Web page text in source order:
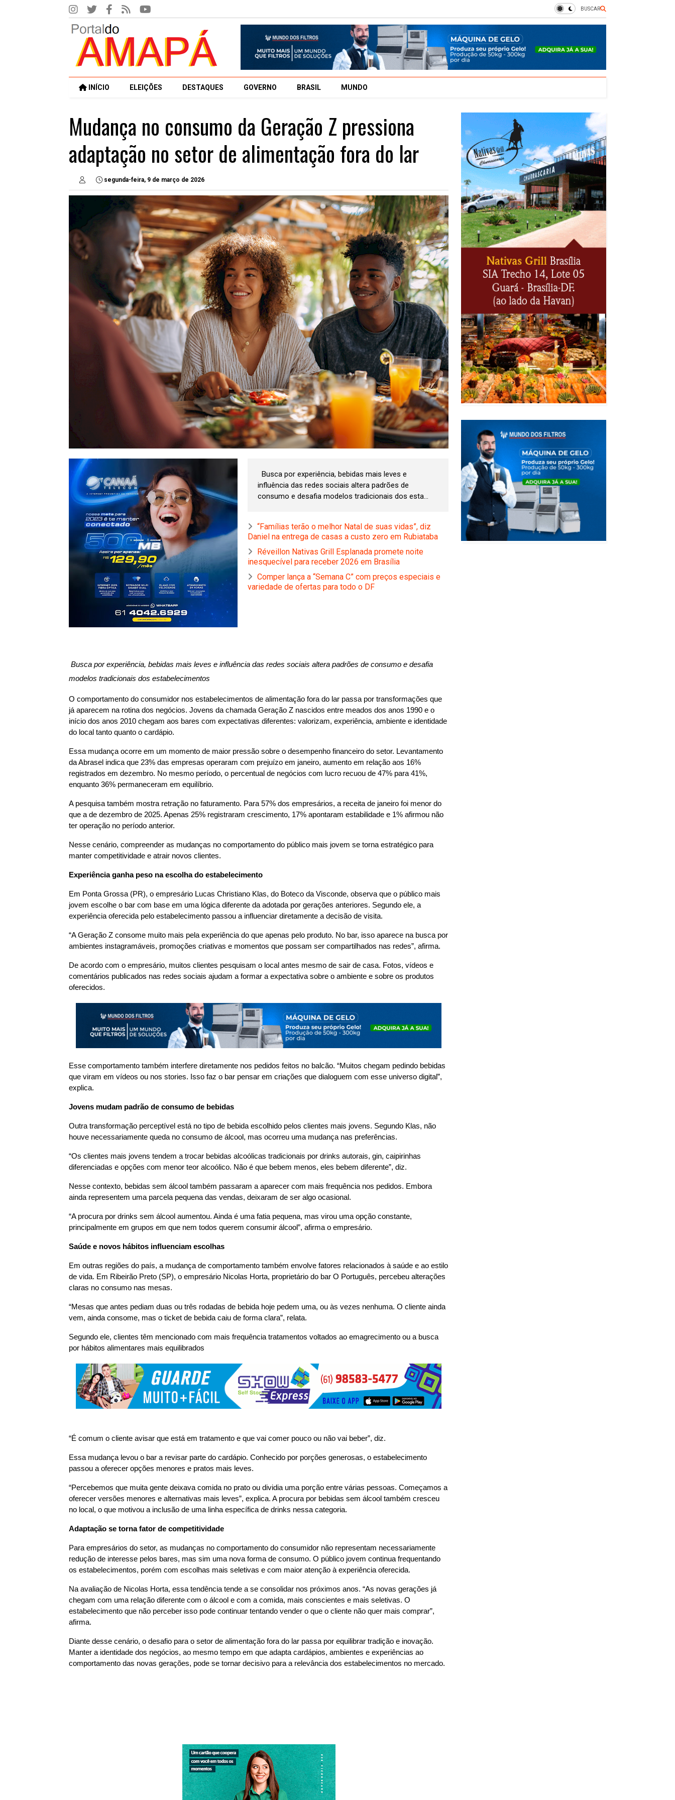
BUSCAR
INÍCIO ELEIÇÕES DESTAQUES GOVERNO BRASIL MUNDO
Mudança no consumo da Geração Z pressiona
adaptação no setor de alimentação fora do lar
segunda-feira, 9 de março de 2026
Busca por experiência, bebidas mais leves e
influência das redes sociais altera padrões de
consumo e desafia modelos tradicionais dos esta...
“Famílias terão o melhor Natal de suas vidas”, diz
Daniel na entrega de casas a custo zero em Rubiataba
Réveillon Nativas Grill Esplanada promete noite
inesquecível para receber 2026 em Brasília
Comper lança a “Semana C” com preços especiais e
variedade de ofertas para todo o DF
Busca por experiência, bebidas mais leves e influência das redes sociais altera padrões de consumo e desafia
modelos tradicionais dos estabelecimentos
O comportamento do consumidor nos estabelecimentos de alimentação fora do lar passa por transformações que
já aparecem na rotina dos negócios. Jovens da chamada Geração Z nascidos entre meados dos anos 1990 e o
início dos anos 2010 chegam aos bares com expectativas diferentes: valorizam, experiência, ambiente e identidade
do local tanto quanto o cardápio.
Essa mudança ocorre em um momento de maior pressão sobre o desempenho financeiro do setor. Levantamento
da Abrasel indica que 23% das empresas operaram com prejuízo em janeiro, aumento em relação aos 16%
registrados em dezembro. No mesmo período, o percentual de negócios com lucro recuou de 47% para 41%,
enquanto 36% permaneceram em equilíbrio.
A pesquisa também mostra retração no faturamento. Para 57% dos empresários, a receita de janeiro foi menor do
que a de dezembro de 2025. Apenas 25% registraram crescimento, 17% apontaram estabilidade e 1% afirmou não
ter operação no período anterior.
Nesse cenário, compreender as mudanças no comportamento do público mais jovem se torna estratégico para
manter competitividade e atrair novos clientes.
Experiência ganha peso na escolha do estabelecimento
Em Ponta Grossa (PR), o empresário Lucas Christiano Klas, do Boteco da Visconde, observa que o público mais
jovem escolhe o bar com base em uma lógica diferente da adotada por gerações anteriores. Segundo ele, a
experiência oferecida pelo estabelecimento passou a influenciar diretamente a decisão de visita.
“A Geração Z consome muito mais pela experiência do que apenas pelo produto. No bar, isso aparece na busca por
ambientes instagramáveis, promoções criativas e momentos que possam ser compartilhados nas redes”, afirma.
De acordo com o empresário, muitos clientes pesquisam o local antes mesmo de sair de casa. Fotos, vídeos e
comentários publicados nas redes sociais ajudam a formar a expectativa sobre o ambiente e sobre os produtos
oferecidos.
Esse comportamento também interfere diretamente nos pedidos feitos no balcão. “Muitos chegam pedindo bebidas
que viram em vídeos ou nos stories. Isso faz o bar pensar em criações que dialoguem com esse universo digital”,
explica.
Jovens mudam padrão de consumo de bebidas
Outra transformação perceptível está no tipo de bebida escolhido pelos clientes mais jovens. Segundo Klas, não
houve necessariamente queda no consumo de álcool, mas ocorreu uma mudança nas preferências.
“Os clientes mais jovens tendem a trocar bebidas alcoólicas tradicionais por drinks autorais, gin, caipirinhas
diferenciadas e opções com menor teor alcoólico. Não é que bebem menos, eles bebem diferente”, diz.
Nesse contexto, bebidas sem álcool também passaram a aparecer com mais frequência nos pedidos. Embora
ainda representem uma parcela pequena das vendas, deixaram de ser algo ocasional.
“A procura por drinks sem álcool aumentou. Ainda é uma fatia pequena, mas virou uma opção constante,
principalmente em grupos em que nem todos querem consumir álcool”, afirma o empresário.
Saúde e novos hábitos influenciam escolhas
Em outras regiões do país, a mudança de comportamento também envolve fatores relacionados à saúde e ao estilo
de vida. Em Ribeirão Preto (SP), o empresário Nicolas Horta, proprietário do bar O Português, percebeu alterações
claras no consumo nas mesas.
“Mesas que antes pediam duas ou três rodadas de bebida hoje pedem uma, ou às vezes nenhuma. O cliente ainda
vem, ainda consome, mas o ticket de bebida caiu de forma clara”, relata.
Segundo ele, clientes têm mencionado com mais frequência tratamentos voltados ao emagrecimento ou a busca
por hábitos alimentares mais equilibrados
“É comum o cliente avisar que está em tratamento e que vai comer pouco ou não vai beber”, diz.
Essa mudança levou o bar a revisar parte do cardápio. Conhecido por porções generosas, o estabelecimento
passou a oferecer opções menores e pratos mais leves.
“Percebemos que muita gente deixava comida no prato ou dividia uma porção entre várias pessoas. Começamos a
oferecer versões menores e alternativas mais leves”, explica. A procura por bebidas sem álcool também cresceu
no local, o que motivou a inclusão de uma linha específica de drinks nessa categoria.
Adaptação se torna fator de competitividade
Para empresários do setor, as mudanças no comportamento do consumidor não representam necessariamente
redução de interesse pelos bares, mas sim uma nova forma de consumo. O público jovem continua frequentando
os estabelecimentos, porém com escolhas mais seletivas e com maior atenção à experiência oferecida.
Na avaliação de Nicolas Horta, essa tendência tende a se consolidar nos próximos anos. “As novas gerações já
chegam com uma relação diferente com o álcool e com a comida, mais conscientes e mais seletivas. O
estabelecimento que não perceber isso pode continuar tentando vender o que o cliente não quer mais comprar”,
afirma.
Diante desse cenário, o desafio para o setor de alimentação fora do lar passa por equilibrar tradição e inovação.
Manter a identidade dos negócios, ao mesmo tempo em que adapta cardápios, ambientes e experiências ao
comportamento das novas gerações, pode se tornar decisivo para a relevância dos estabelecimentos no mercado.